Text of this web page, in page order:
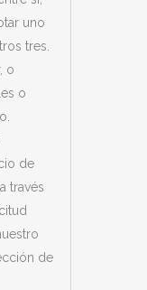
uno
tres.
o
o
de
través
de